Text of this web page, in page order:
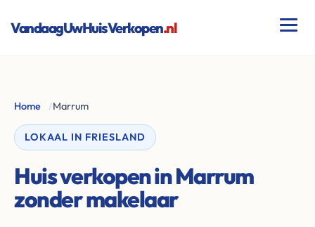
VandaagUwHuisVerkopen.nl
Home /Marrum
LOKAAL IN FRIESLAND
Huis verkopen in Marrum
zonder makelaar